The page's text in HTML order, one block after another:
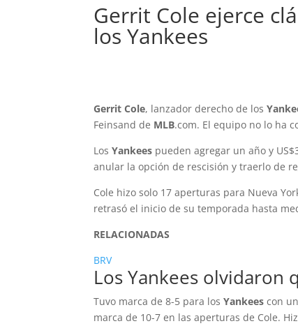
Gerrit Cole ejerce
los Yankees
Gerrit Cole, lanzador derecho de los
Feinsand de MLB.com. El equipo no lo ha
LosYankees pueden agregar un año y
anular la opción de rescisión y traerlo de
Cole hizo solo 17 aperturas para Nueva
retrasó el inicio de su temporada hasta
RELACIONADAS
BRV
Los Yankees olvidaron
Tuvo marca de 8-5 para losYankees con
marca de 10-7 en las aperturas de Cole.